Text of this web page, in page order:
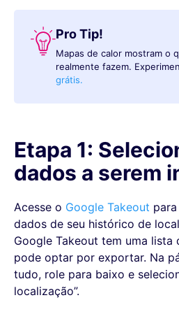
Pro Tip!
Mapas de calor mostram o
realmente fazem.
grátis.
Etapa 1:
dados a serem
Acesse o Google Takeout
dados de seu histórico de
Google Takeout tem uma lista
pode optar por exportar. Na
tudo, role para baixo e
localização”.